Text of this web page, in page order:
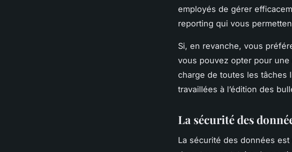
employés de gérer
reporting qui vous
Si, en revanche, vous
vous pouvez opter pour
charge de toutes les tâches
travaillées à l’édition des
La sécurité des
La sécurité des données